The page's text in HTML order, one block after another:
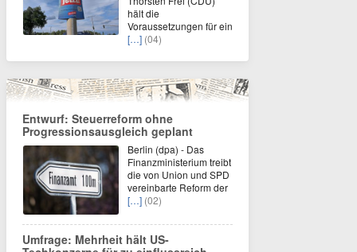
hält die
Voraussetzungen für ein
[…] (04)
Entwurf: Steuerreform ohne
Progressionsausgleich geplant
Berlin (dpa) - Das
Finanzministerium treibt
die von Union und SPD
vereinbarte Reform der
[…] (02)
Umfrage: Mehrheit hält US-